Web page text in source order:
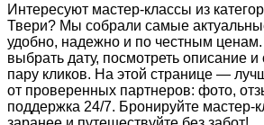
Интересуют мастер-классы из
Твери? Мы собрали самые
удобно, надежно и по честным
выбрать дату, посмотреть описание и
пару кликов. На этой странице —
от проверенных партнеров: фото,
поддержка 24/7. Бронируйте мастер-